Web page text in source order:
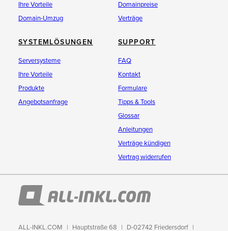
Ihre Vorteile
Domain-Umzug
Domainpreise
Verträge
SYSTEMLÖSUNGEN
Serversysteme
Ihre Vorteile
Produkte
Angebotsanfrage
SUPPORT
FAQ
Kontakt
Formulare
Tipps & Tools
Glossar
Anleitungen
Verträge kündigen
Vertrag widerrufen
ALL-INKL.COM Hauptstraße 68 D-02742 Friedersdorf